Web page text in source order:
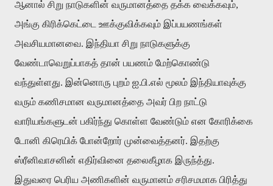
ஆனால் சிறு நாடுகளின் வருமானத்தை தக்க வைக்கவும்,
அங்கு கிரிக்கெட்டை ஊக்குவிக்கவும் இப்பயணங்கள்
அவசியமானவை. இந்தியா சிறு நாடுகளுக்கு
வேண்டாவெறுப்பாகத் தான் பயணம் மேற்கொண்டு
வந்துள்ளது. இன்னொரு புறம் ஐ.பி.எல் மூலம் இந்தியாவுக்கு
வரும் கணிசமான வருமானத்தை அவர் பிற நாட்டு
வாரியங்களுடன் பகிர்ந்து கொள்ள வேண்டும் என கோரிக்கை
டோனி கிரெயிக் போன்றோர் முன்வைத்தனர். இதற்கு
ஸ்ரீனிவாசனின் எதிர்வினை தலைகீழாக இருந்த்து.
இதுவரை பெரிய அணிகளின் வருமானம் சரிசமமாக பிரித்து